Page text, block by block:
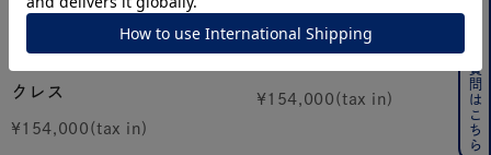
クレス
¥154,000
４℃
¥154,000 よくある質問はこちら